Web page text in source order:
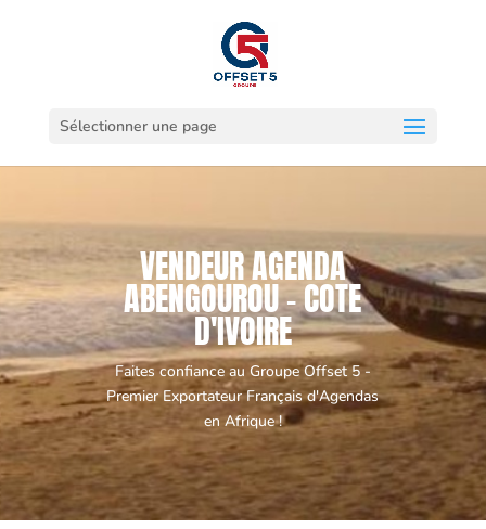
Sélectionner une page
VENDEUR AGENDA
ABENGOUROU - COTE
D'IVOIRE
Faites confiance au Groupe Offset 5 -
Premier Exportateur Français d'Agendas
en Afrique !